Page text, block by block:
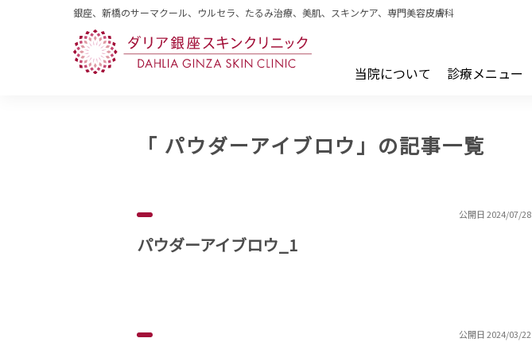
銀座、新橋のサーマクール、ウルセラ、たるみ治療、美肌、スキンケア、専門美容皮膚科
当院について 診療メニュー
「 パウダーアイブロウ」の記事一覧
公開日 2024/07/28
パウダーアイブロウ_1
公開日 2024/03/22